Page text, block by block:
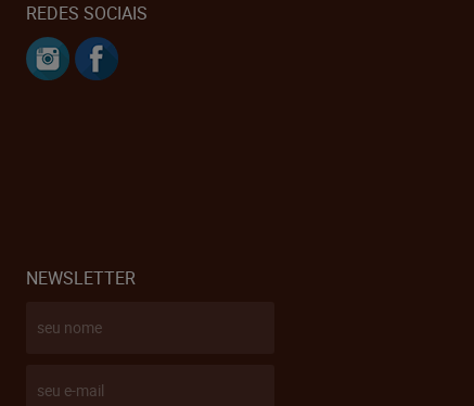
REDES SOCIAIS
NEWSLETTER